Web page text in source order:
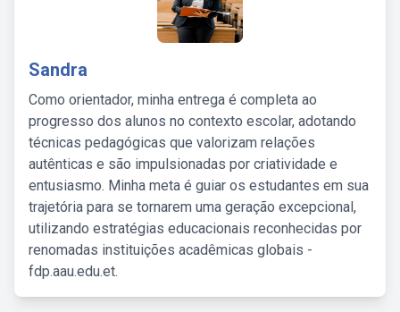
Sandra
Como orientador, minha entrega é completa ao
progresso dos alunos no contexto escolar, adotando
técnicas pedagógicas que valorizam relações
autênticas e são impulsionadas por criatividade e
entusiasmo. Minha meta é guiar os estudantes em sua
trajetória para se tornarem uma geração excepcional,
utilizando estratégias educacionais reconhecidas por
renomadas instituições acadêmicas globais -
fdp.aau.edu.et.